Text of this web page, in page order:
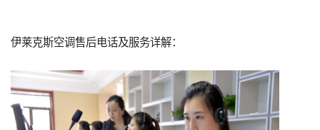
伊莱克斯空调售后电话及服务详解：